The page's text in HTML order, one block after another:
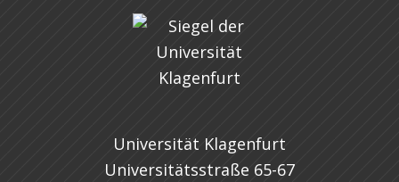
Universität Klagenfurt
Universitätsstraße 65-67